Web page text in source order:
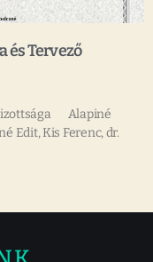
és Tervező
Bizottsága Alapiné
Edit, Kis Ferenc, dr.